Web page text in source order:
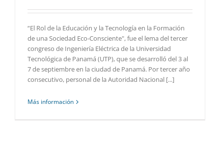
“El Rol de la Educación y la Tecnología en la Formación
de una Sociedad Eco-Consciente", fue el lema del tercer
congreso de Ingeniería Eléctrica de la Universidad
Tecnológica de Panamá (UTP), que se desarrolló del 3 al
7 de septiembre en la ciudad de Panamá. Por tercer año
consecutivo, personal de la Autoridad Nacional [...]
Más información